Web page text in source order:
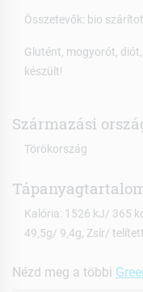
Összetevők: bio
Glutént, mogyorót,
készült!
Származási
Törökország
Kalória: 1526 kJ/ 365
49,5g/ 9,4g, Zsír/
Nézd meg a többi